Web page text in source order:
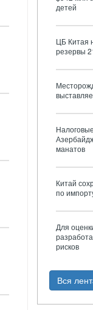
детей
ЦБ Китая
резервы
манатов
Китай
по
Для
рисков
Вся